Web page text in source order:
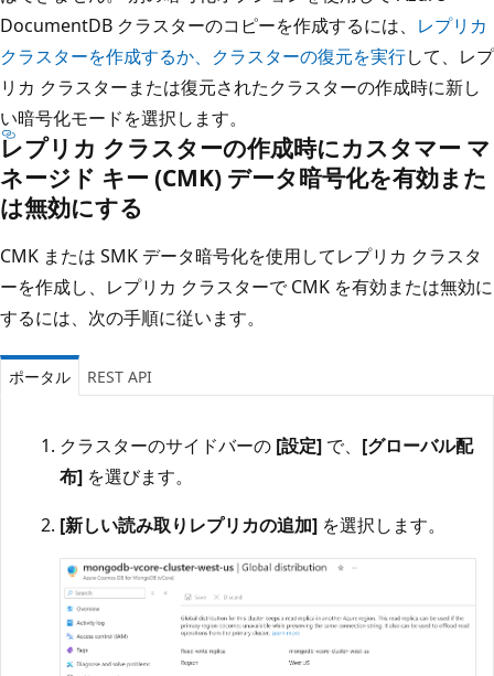
DocumentDB クラスターのコピーを作成するには、 レプリカ
クラスターを作成するか、 クラスターの復元を実行して、レプ
リカ クラスターまたは復元されたクラスターの作成時に新し
い暗号化モードを選択します。
レプリカ クラスターの作成時にカスタマー マ
ネージド キー (CMK) データ暗号化を有効また
は無効にする
CMK または SMK データ暗号化を使用してレプリカ クラスタ
ーを作成し、レプリカ クラスターで CMK を有効または無効に
するには、次の手順に従います。
ポータル REST API
クラスターのサイドバーの [設定] で、 [グローバル配
布] を選びます。
[新しい読み取りレプリカの追加] を選択します。